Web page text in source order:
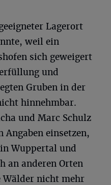
Lagerort
weil ein
sich geweigert
und
Gruben in der
hinnehmbar.
und Marc Schulz
Angaben einsetzen,
Wuppertal und
an anderen Orten
Wälder nicht mehr